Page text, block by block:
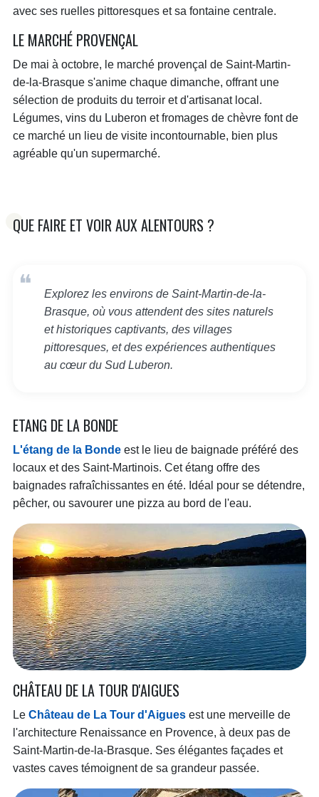
avec ses ruelles pittoresques et sa fontaine centrale.
LE MARCHÉ PROVENÇAL
De mai à octobre, le marché provençal de Saint-Martin-
de-la-Brasque s'anime chaque dimanche, offrant une
sélection de produits du terroir et d'artisanat local.
Légumes, vins du Luberon et fromages de chèvre font de
ce marché un lieu de visite incontournable, bien plus
agréable qu'un supermarché.
QUE FAIRE ET VOIR AUX ALENTOURS ?
Explorez les environs de Saint-Martin-de-la-
Brasque, où vous attendent des sites naturels
et historiques captivants, des villages
pittoresques, et des expériences authentiques
au cœur du Sud Luberon.
ETANG DE LA BONDE
L'étang de la Bondeest le lieu de baignade préféré des
locaux et des Saint-Martinois. Cet étang offre des
baignades rafraîchissantes en été. Idéal pour se détendre,
pêcher, ou savourer une pizza au bord de l'eau.
CHÂTEAU DE LA TOUR D'AIGUES
Le Château de La Tour d'Aiguesest une merveille de
l'architecture Renaissance en Provence, à deux pas de
Saint-Martin-de-la-Brasque. Ses élégantes façades et
vastes caves témoignent de sa grandeur passée.